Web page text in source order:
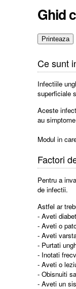
Ghid
Ce sunt
Infectiile
superficiale
Aceste
au
Modul in
Factori
Pentru a
de infectii.
Astfel ar
- Aveti
- Aveti o
- Aveti
- Purtati
- Inotati
- Aveti o
- Obisnuiti
- Aveti un